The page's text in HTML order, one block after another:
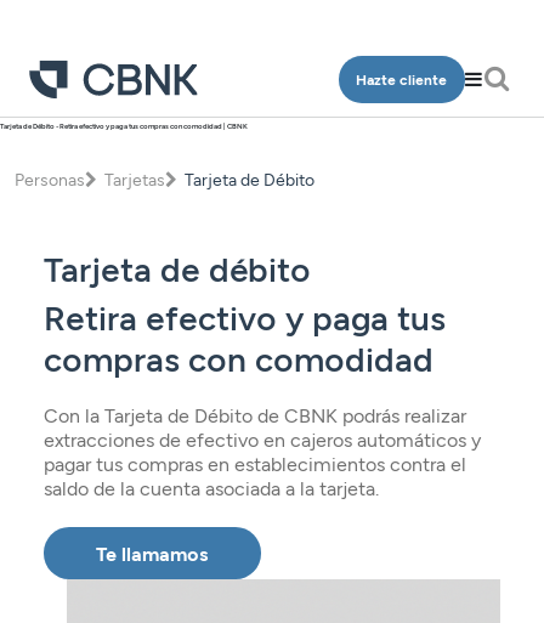
Hazte cliente
Personas
Programa Más CBNK
Depósitos
Financiación
Inversión
Planes de pensiones
Tarjetas
Servicios
Empresa
Depósitos
Financiación
Avales
Banca Partner
Inversión
Seguros
Inversión
Planes de pensiones
Ingeniería
Financiación
Inversión
Planes de pensiones
Tarjetas
Programa Más CBNK Farma
Depósitos
Financiación
Inversión
Planes de pensiones
Conócenos
Contacto
Acceso clientes
Tarjeta de Débito - Retira efectivo y paga tus compras con comodidad | CBNK
Personas Tarjetas Tarjeta de Débito
Tarjeta de débito
Retira efectivo y paga tus
compras con comodidad
Con la Tarjeta de Débito de CBNK podrás realizar
extracciones de efectivo en cajeros automáticos y
pagar tus compras en establecimientos contra el
saldo de la cuenta asociada a la tarjeta.
Te llamamos